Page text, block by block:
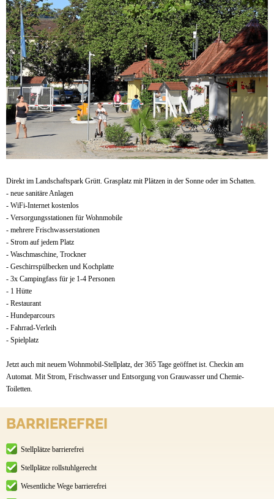
Direkt im Landschaftspark Grütt. Grasplatz mit Plätzen in der Sonne oder im Schatten.
- neue sanitäre Anlagen
- WiFi-Internet kostenlos
- Versorgungsstationen für Wohnmobile
- mehrere Frischwasserstationen
- Strom auf jedem Platz
- Waschmaschine, Trockner
- Geschirrspülbecken und Kochplatte
- 3x Campingfass für je 1-4 Personen
- 1 Hütte
- Restaurant
- Hundeparcours
- Fahrrad-Verleih
- Spielplatz
Jetzt auch mit neuem Wohnmobil-Stellplatz, der 365 Tage geöffnet ist. Checkin am
Automat. Mit Strom, Frischwasser und Entsorgung von Grauwasser und Chemie-
Toiletten.
BARRIEREFREI
Stellplätze barrierefrei
Stellplätze rollstuhlgerecht
Wesentliche Wege barrierefrei